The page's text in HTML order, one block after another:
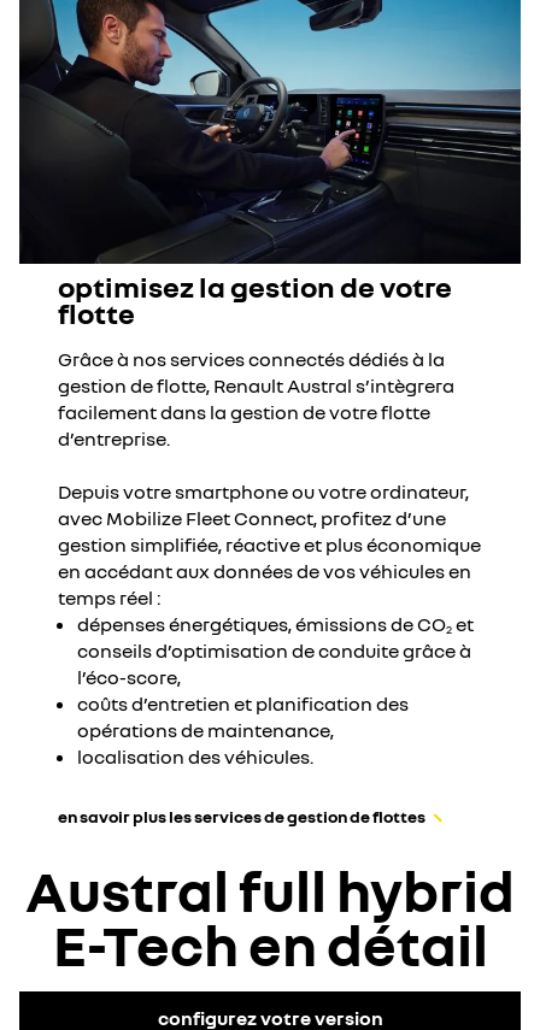
optimisez la gestion de votre
flotte
Grâce à nos services connectés dédiés à la
gestion de flotte, Renault Austral s’intègrera
facilement dans la gestion de votre flotte
d’entreprise.
Depuis votre smartphone ou votre ordinateur,
avec Mobilize Fleet Connect, profitez d’une
gestion simplifiée, réactive et plus économique
en accédant aux données de vos véhicules en
temps réel :
dépenses énergétiques, émissions de CO2 et
conseils d’optimisation de conduite grâce à
l’éco-score,
coûts d’entretien et planification des
opérations de maintenance,
localisation des véhicules.
en savoir plus les services de gestion de flottes
Austral full hybrid
E-Tech en détail
configurez votre version